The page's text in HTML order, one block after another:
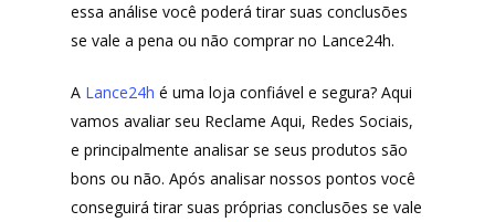
essa análise você poderá tirar suas conclusões
se vale a pena ou não comprar no Lance24h.
A Lance24h é uma loja confiável e segura? Aqui
vamos avaliar seu Reclame Aqui, Redes Sociais,
e principalmente analisar se seus produtos são
bons ou não. Após analisar nossos pontos você
conseguirá tirar suas próprias conclusões se vale